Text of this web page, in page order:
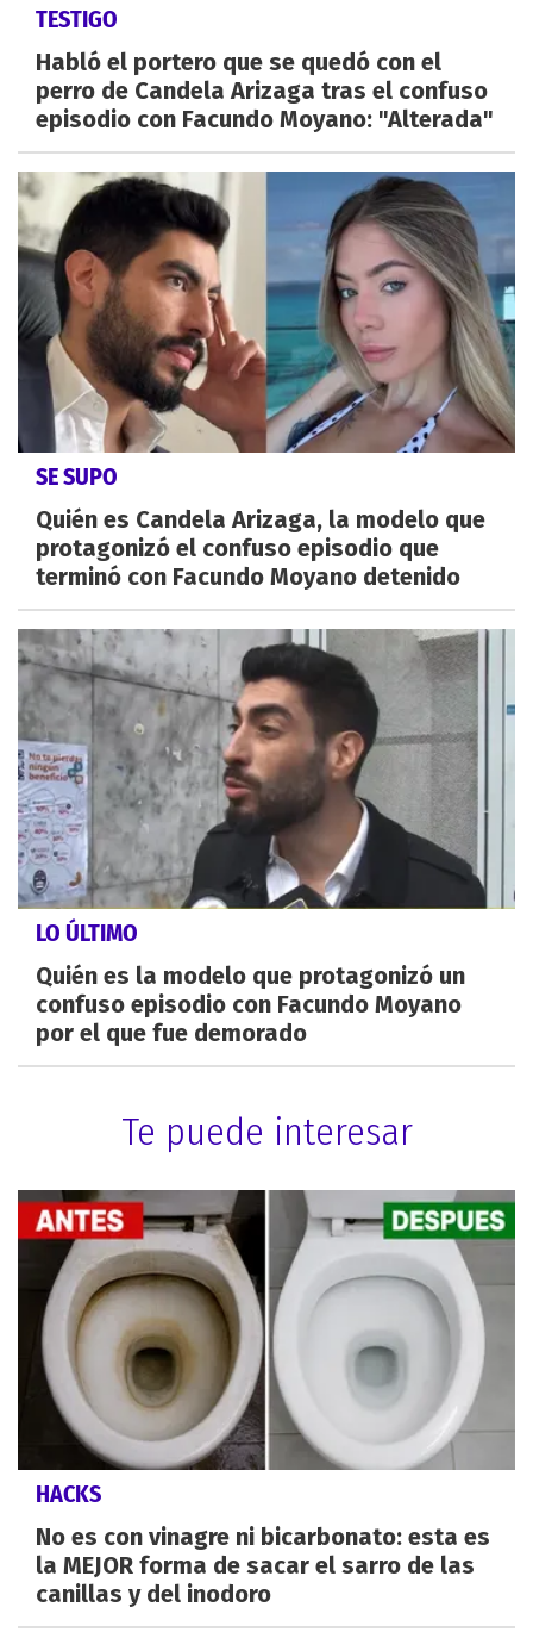
TESTIGO
Habló el portero que se quedó con el
perro de Candela Arizaga tras el confuso
episodio con Facundo Moyano: "Alterada"
SE SUPO
Quién es Candela Arizaga, la modelo que
protagonizó el confuso episodio que
terminó con Facundo Moyano detenido
LO ÚLTIMO
Quién es la modelo que protagonizó un
confuso episodio con Facundo Moyano
por el que fue demorado
Te puede interesar
HACKS
No es con vinagre ni bicarbonato: esta es
la MEJOR forma de sacar el sarro de las
canillas y del inodoro